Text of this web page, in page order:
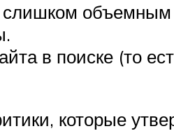
слишком
в поиске (то
которые